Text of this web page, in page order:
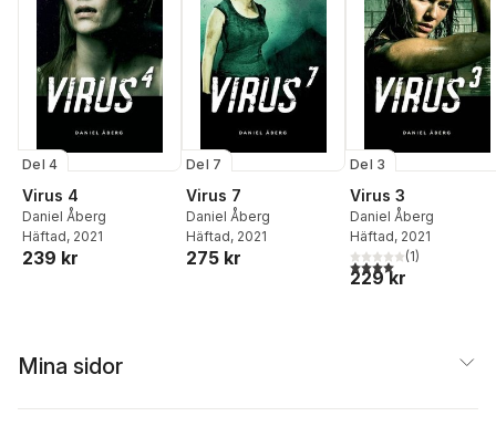
Del 4
Virus 4
Daniel Åberg
Häftad, 2021
239 kr
Del 7
Virus 7
Daniel Åberg
Häftad, 2021
275 kr
Del 3
Virus 3
Daniel Åberg
Häftad, 2021
4,0utav 5 stjärnor.
(1)
229 kr
Mina sidor